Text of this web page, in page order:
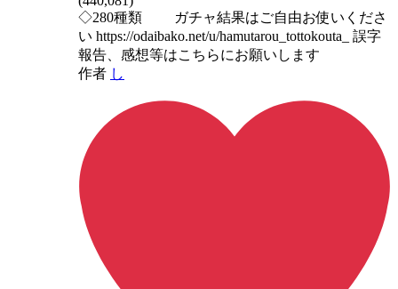
◇280種類 ガチャ結果はご自由お使いくださ
い https://odaibako.net/u/hamutarou_tottokouta_ 誤字
報告、感想等はこちらにお願いします
作者 し